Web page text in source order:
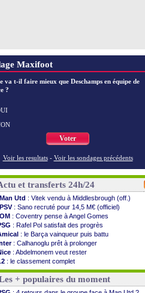
Maxifoot
va t-il faire mieux que Deschamps en équipe de
?
Voter
Voir les resultats - Voir les sondages précédents
et transferts 24h/24
Man Utd : Vitek vendu à Middlesbrough (off.)
PSV : Sano recruté pour 14,5 M€ (officiel)
OM : Coventry pense à Angel Gomes
: Rafel Pol satisfait des progrès
: le Barça vainqueur puis battu
: Calhanoglu prêt à prolonger
: Abdelmonem veut rester
: le classement complet
: les résultats de la soirée
: Le Havre renversé par Oviedo
: Nice battu aux tirs au but
+ populaires du moment